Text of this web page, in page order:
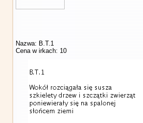
Nazwa: B.T.1
Cena w irkach: 10